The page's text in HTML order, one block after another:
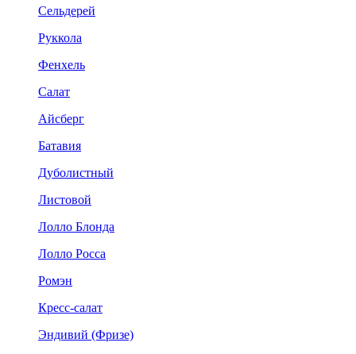
Сельдерей
Руккола
Фенхель
Салат
Айсберг
Батавия
Дуболистный
Листовой
Лолло Блонда
Лолло Росса
Ромэн
Кресс-салат
Эндивий (Фризе)